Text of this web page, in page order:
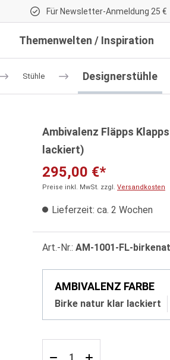
Für Newsletter-Anmeldung 25 €
Themenwelten / Inspiration
Stühle Designerstühle
Ambivalenz Fläpps
lackiert)
295,00 €*
Preise inkl. MwSt. zzgl. Versandkosten
Lieferzeit: ca. 2 Wochen
Art.-Nr.: AM-1001-FL-
AMBIVALENZ FARBE
Birke natur klar lackiert